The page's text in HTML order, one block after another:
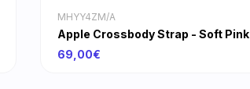
MHYY4ZM/A
Apple Crossbody Strap - Soft Pink
69,00€